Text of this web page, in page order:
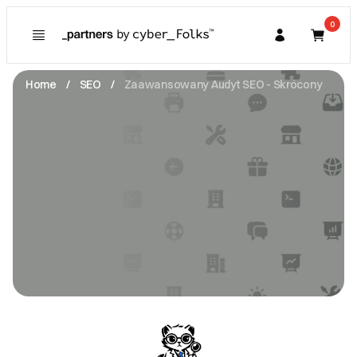
Kupujący
0
Home SEO Zaawansowany Audyt SEO - Skrócony
Poznaj
Prawa konsumenta
GROUP 95 SPÓŁKA Z OGRANICZONĄ
ul. Jana Henryka Dąbrowskiego 77A -
II. Anulacje zamówień i zwroty
Either party may submit a written termination notice
after the minimum agreed term has lapsed; a 1-month